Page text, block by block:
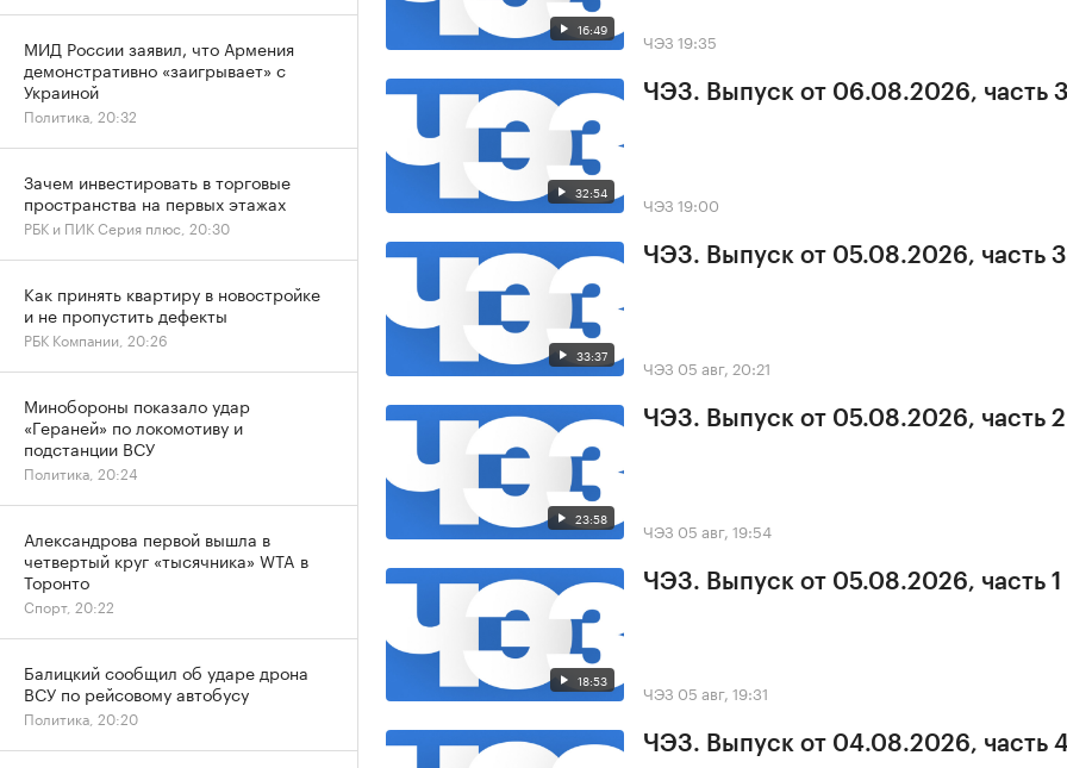
16:49 ЧЭЗ 19:35
32:54
ЧЭЗ. Выпуск от 06.08.2026, часть
ЧЭЗ 19:00
33:37
ЧЭЗ. Выпуск от 05.08.2026, часть 3
ЧЭЗ 05 авг, 20:21
23:58
ЧЭЗ. Выпуск от 05.08.2026, часть 2
ЧЭЗ 05 авг, 19:54
18:53
ЧЭЗ. Выпуск от 05.08.2026, часть 1
ЧЭЗ 05 авг, 19:31
ЧЭЗ. Выпуск от 04.08.2026, часть
МИД России заявил, что Армения
демонстративно «заигрывает» с
Украиной
Политика, 20:32
Зачем инвестировать в торговые
пространства на первых этажах
РБК и ПИК Серия плюс, 20:30
Как принять квартиру в новостройке
и не пропустить дефекты
РБК Компании, 20:26
Минобороны показало удар
«Гераней» по локомотиву и
подстанции ВСУ
Политика, 20:24
Александрова первой вышла в
четвертый круг «тысячника» WTA в
Торонто
Спорт, 20:22
Балицкий сообщил об ударе дрона
ВСУ по рейсовому автобусу
Политика, 20:20